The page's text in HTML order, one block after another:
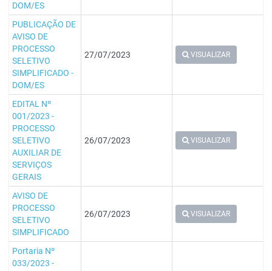
DOM/ES
PUBLICAÇÃO DE
AVISO DE
PROCESSO
SELETIVO
SIMPLIFICADO -
DOM/ES
27/07/2023 VISUALIZAR
EDITAL Nº
001/2023 -
PROCESSO
SELETIVO
AUXILIAR DE
SERVIÇOS
GERAIS
26/07/2023 VISUALIZAR
AVISO DE
PROCESSO
SELETIVO
SIMPLIFICADO
26/07/2023 VISUALIZAR
Portaria Nº
033/2023 -